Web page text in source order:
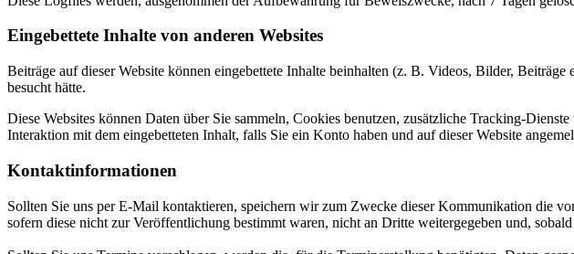
Eingebettete Inhalte von anderen Websites
Beiträge auf dieser Website können eingebettete Inhalte beinhalten (z. B. Videos, Bilder,
besucht hätte.
Diese Websites können Daten über Sie sammeln, Cookies benutzen, zusätzliche Tracking-
Interaktion mit dem eingebetteten Inhalt, falls Sie ein Konto haben und auf dieser Website
Kontaktinformationen
Sollten Sie uns per E-Mail kontaktieren, speichern wir zum Zwecke dieser Kommunikation die
sofern diese nicht zur Veröffentlichung bestimmt waren, nicht an Dritte weitergegeben und,